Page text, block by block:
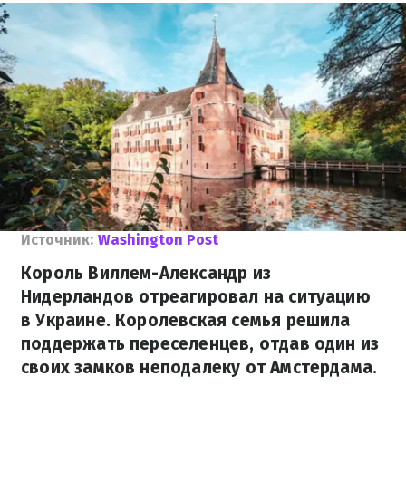
Источник: Washington Post
Король Виллем-Александр из
Нидерландов отреагировал на ситуацию
в Украине. Королевская семья решила
поддержать переселенцев, отдав один из
своих замков неподалеку от Амстердама.